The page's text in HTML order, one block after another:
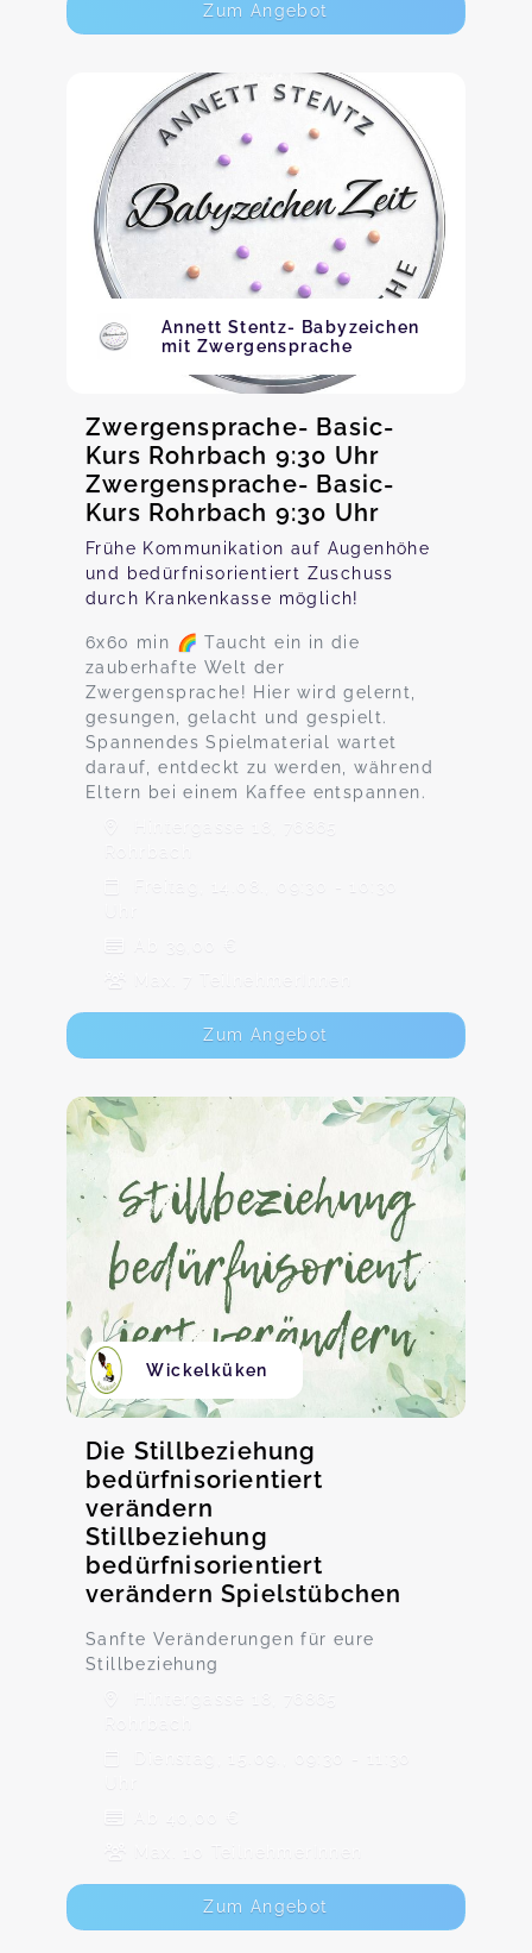
Zum Angebot
Annett Stentz- Babyzeichen
mit Zwergensprache
Zwergensprache- Basic-
Kurs Rohrbach 9:30 Uhr
Zwergensprache- Basic-
Kurs Rohrbach 9:30 Uhr
Frühe Kommunikation auf Augenhöhe
und bedürfnisorientiert Zuschuss
durch Krankenkasse möglich!
6x60 min 🌈 Taucht ein in die
zauberhafte Welt der
Zwergensprache! Hier wird gelernt,
gesungen, gelacht und gespielt.
Spannendes Spielmaterial wartet
darauf, entdeckt zu werden, während
Eltern bei einem Kaffee entspannen.
Hintergasse 18, 76865
Rohrbach
Freitag, 14.08., 09:30 - 10:30
Ab 39,00 €
Max. 7 TeilnehmerInnen
Zum Angebot
Wickelküken
Die Stillbeziehung
bedürfnisorientiert
verändern
Stillbeziehung
bedürfnisorientiert
verändern Spielstübchen
Sanfte Veränderungen für eure
Stillbeziehung
Hintergasse 18, 76865
Rohrbach
Dienstag, 15.09., 09:30 - 11:30
Ab 40,00 €
Max. 10 TeilnehmerInnen
Zum Angebot